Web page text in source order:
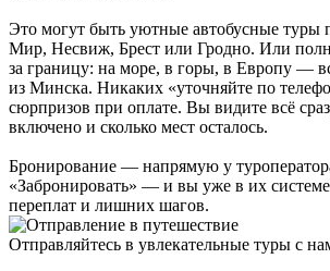
Это могут быть уютные автобусные туры
Мир, Несвиж, Брест или Гродно. Или
за границу: на море, в горы, в Европу —
из Минска. Никаких «уточняйте по
сюрпризов при оплате. Вы видите всё
включено и сколько мест осталось.
Бронирование — напрямую у
«Забронировать» — и вы уже в их
переплат и лишних шагов.
Отправляйтесь в увлекательные туры с